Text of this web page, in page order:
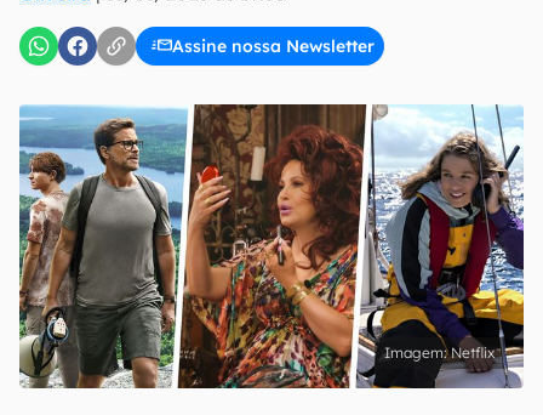
Assine nossa Newsletter
Uso e Política de Privacidade do Canaltech.
Netflix